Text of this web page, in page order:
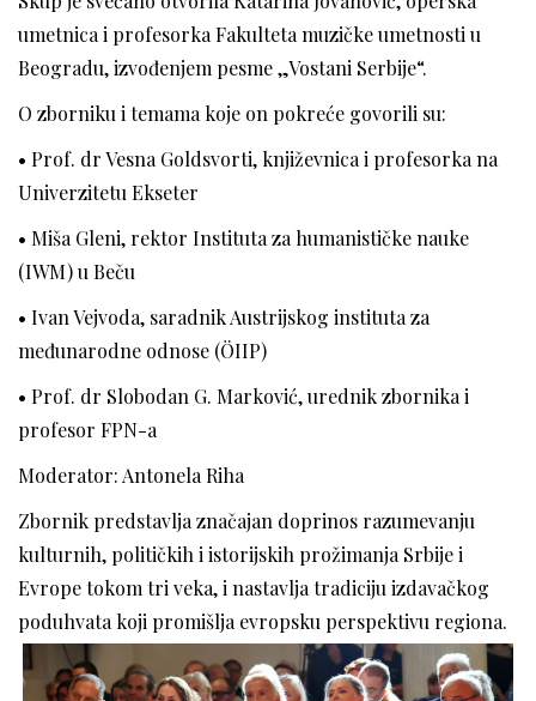
umetnica i profesorka Fakulteta muzičke umetnosti u
Beogradu, izvođenjem pesme „Vostani Serbije“.
O zborniku i temama koje on pokreće govorili su:
• Prof. dr Vesna Goldsvorti, književnica i profesorka na
Univerzitetu Ekseter
• Miša Gleni, rektor Instituta za humanističke nauke
(IWM) u Beču
• Ivan Vejvoda, saradnik Austrijskog instituta za
međunarodne odnose (ÖIIP)
• Prof. dr Slobodan G. Marković, urednik zbornika i
profesor FPN-a
Moderator: Antonela Riha
Zbornik predstavlja značajan doprinos razumevanju
kulturnih, političkih i istorijskih prožimanja Srbije i
Evrope tokom tri veka, i nastavlja tradiciju izdavačkog
poduhvata koji promišlja evropsku perspektivu regiona.